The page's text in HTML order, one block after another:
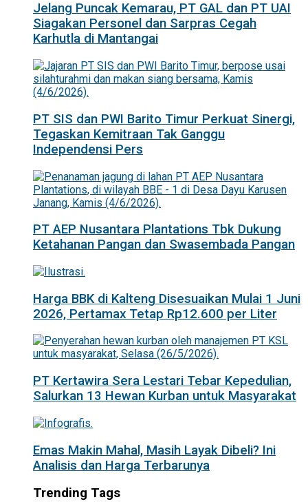
Jelang Puncak Kemarau, PT GAL dan PT UAI
Siagakan Personel dan Sarpras Cegah
Karhutla di Mantangai
PT SIS dan PWI Barito Timur Perkuat Sinergi,
Tegaskan Kemitraan Tak Ganggu
Independensi Pers
PT AEP Nusantara Plantations Tbk Dukung
Ketahanan Pangan dan Swasembada Pangan
Harga BBK di Kalteng Disesuaikan Mulai 1 Juni
2026, Pertamax Tetap Rp12.600 per Liter
PT Kertawira Sera Lestari Tebar Kepedulian,
Salurkan 13 Hewan Kurban untuk Masyarakat
Emas Makin Mahal, Masih Layak Dibeli? Ini
Analisis dan Harga Terbarunya
Trending Tags